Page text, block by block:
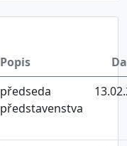
Popis
předseda
představenstva